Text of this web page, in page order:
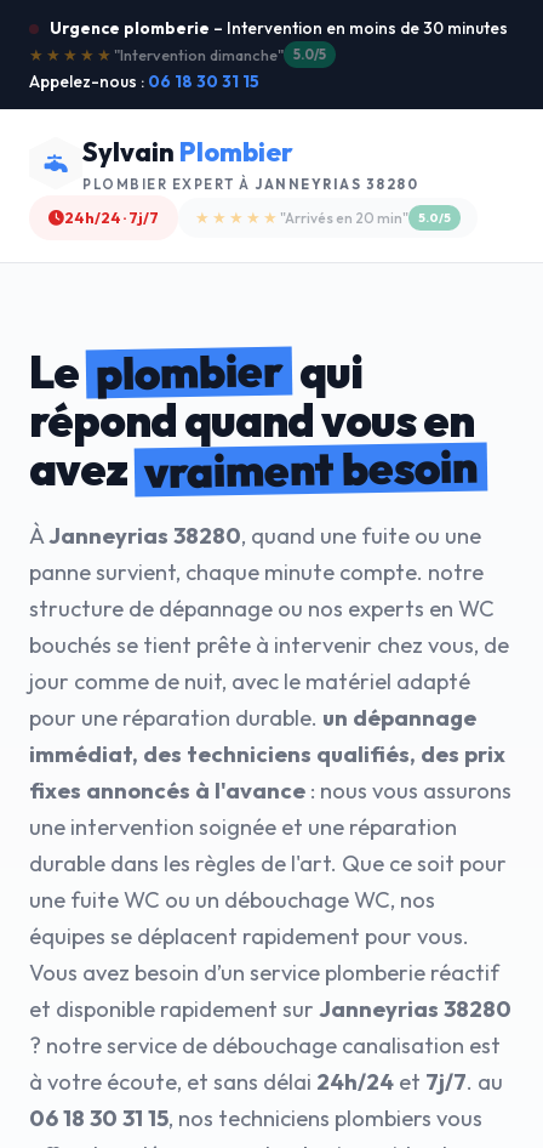
Urgence plomberie – Intervention en moins de 30 minutes
★★★★★ "Je recommande !" 4.9/5
Appelez-nous : 06 18 30 31 15
Sylvain Plombier
PLOMBIER EXPERT À JANNEYRIAS 38280
24h/24 · 7j/7 ★★★★☆ "Devis gratuit" 4.8/5
Leplombierqui
répond quand vous en
avezvraiment besoin
ÀJanneyrias 38280, quand une fuite ou une
panne survient, chaque minute compte. notre
structure de dépannage ou nos experts en WC
bouchés se tient prête à intervenir chez vous, de
jour comme de nuit, avec le matériel adapté
pour une réparation durable. un dépannage
immédiat, des techniciens qualifiés, des prix
fixes annoncés à l'avance : nous vous assurons
une intervention soignée et une réparation
durable dans les règles de l'art. Que ce soit pour
une fuite WC ou un débouchage WC, nos
équipes se déplacent rapidement pour vous.
Vous avez besoin d’un service plomberie réactif
et disponible rapidement sur Janneyrias 38280
? notre service de débouchage canalisation est
à votre écoute, et sans délai 24h/24 et 7j/7. au
06 18 30 31 15, nos techniciens plombiers vous